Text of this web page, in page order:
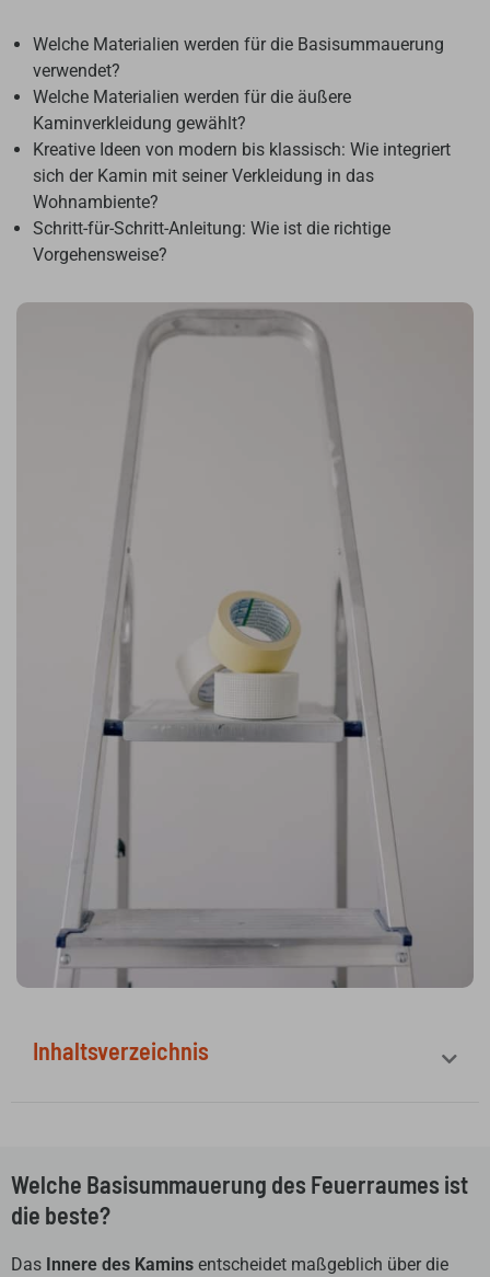
Welche Materialien werden für die Basisummauerung
verwendet?
Welche Materialien werden für die äußere
Kaminverkleidung gewählt?
Kreative Ideen von modern bis klassisch: Wie integriert
sich der Kamin mit seiner Verkleidung in das
Wohnambiente?
Schritt-für-Schritt-Anleitung: Wie ist die richtige
Vorgehensweise?
Inhaltsverzeichnis
Welche Basisummauerung des Feuerraumes ist
die beste?
Das Innere des Kamins entscheidet maßgeblich über die